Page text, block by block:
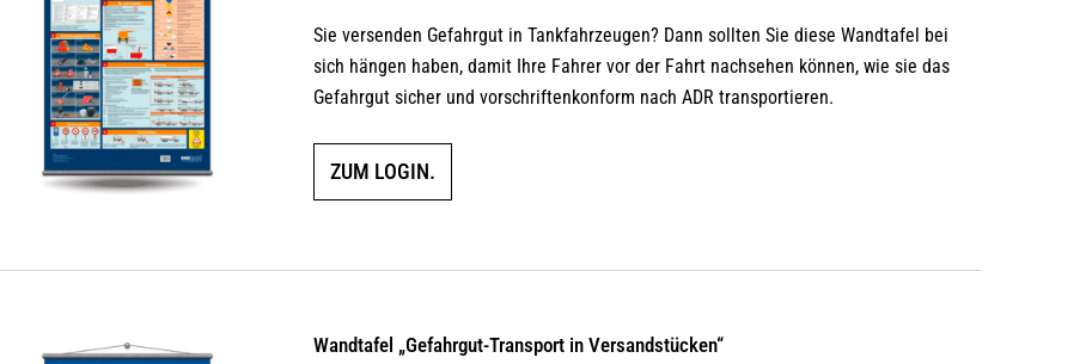
Sie versenden Gefahrgut in Tankfahrzeugen? Dann sollten Sie diese Wandtafel bei
sich hängen haben, damit Ihre Fahrer vor der Fahrt nachsehen können, wie sie das
Gefahrgut sicher und vorschriftenkonform nach ADR transportieren.
ZUM LOGIN.
Wandtafel „Gefahrgut-Transport in Versandstücken“